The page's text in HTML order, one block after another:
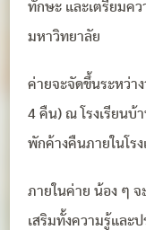
ทักษะ และเตรียมค
มหาวิทยาลัย
ค่ายจะจัดขึ้นระหว่า
4 คืน) ณ โรงเรียนบ้
พักค้างคืนภายในโรง
ภายในค่าย น้อง ๆ จ
เสริมทั้งความรู้และ